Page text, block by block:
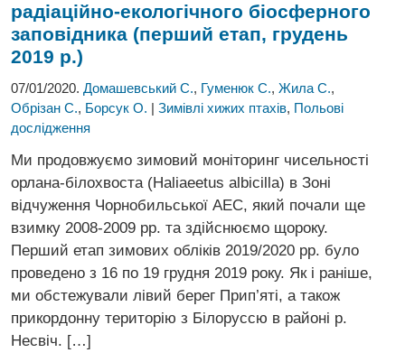
радіаційно-екологічного біосферного
заповідника (перший етап, грудень
2019 р.)
07/01/2020. Домашевський С., Гуменюк С., Жила С.,
Обрізан С., Борсук О. | Зимівлі хижих птахів, Польові
дослідження
Ми продовжуємо зимовий моніторинг чисельності
орлана-білохвоста (Haliaeetus albicilla) в Зоні
відчуження Чорнобильської АЕС, який почали ще
взимку 2008-2009 рр. та здійснюємо щороку.
Перший етап зимових обліків 2019/2020 рр. було
проведено з 16 по 19 грудня 2019 року. Як і раніше,
ми обстежували лівий берег Прип’яті, а також
прикордонну територію з Білоруссю в районі р.
Несвіч. […]